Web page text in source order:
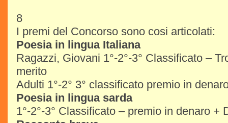
8
I premi del Concorso sono cosi articolati:
Poesia in lingua Italiana
Ragazzi, Giovani 1°-2°-3° Classificato –
merito
Adulti 1°-2° 3° classificato premio in
Poesia in lingua sarda
1°-2°-3° Classificato – premio in denaro +